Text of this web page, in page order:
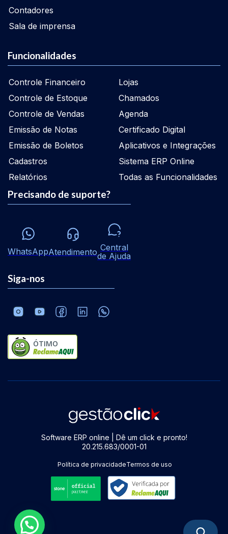
Contadores
Sala de imprensa
Funcionalidades
Controle Financeiro
Controle de Estoque
Controle de Vendas
Emissão de Notas
Emissão de Boletos
Cadastros
Relatórios
Lojas
Chamados
Agenda
Certificado Digital
Aplicativos e Integrações
Sistema ERP Online
Todas as Funcionalidades
Precisando de suporte?
WhatsAppAtendimento Central
de Ajuda
Siga-nos
ÓTIMO
Software ERP online | Dê um click e pronto!
20.215.683/0001-01
Política de privacidadeTermos de uso